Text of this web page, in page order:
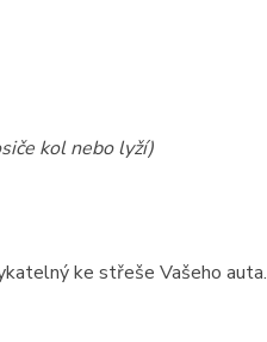
kol nebo lyží)
ke střeše Vašeho auta.